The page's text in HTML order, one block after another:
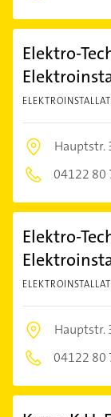
Elektro-
Hauptstr.
04122 80
Elektro-
Hauptstr.
04122 80